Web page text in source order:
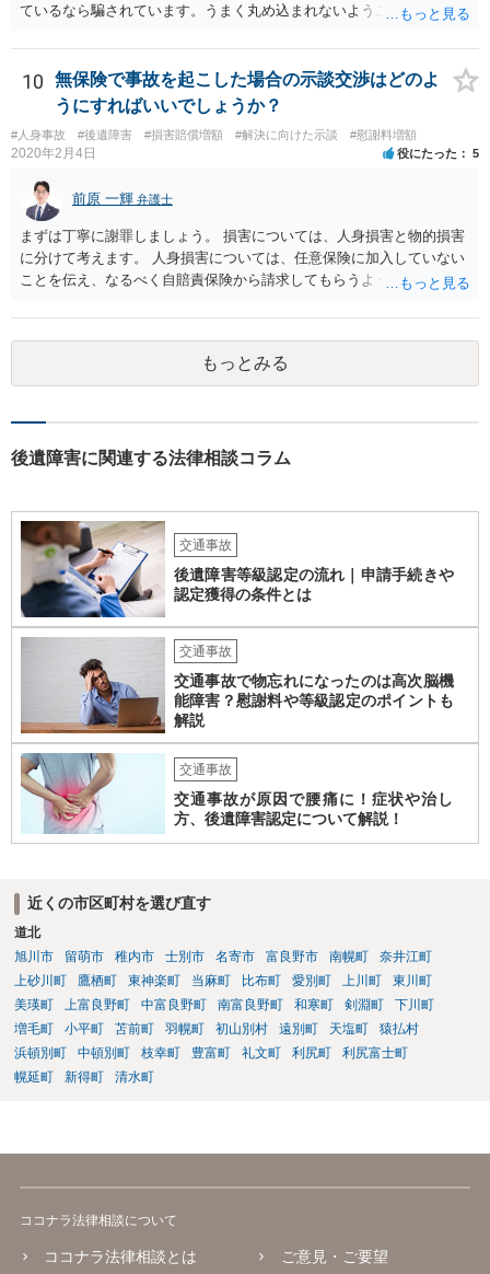
ているなら騙されています。うまく丸め込まれないようご注意下さ
せんが、受診したならば提出すべきです。
10
無保険で事故を起こした場合の示談交渉はどのよ
うにすればいいでしょうか？
#人身事故 #後遺障害 #損害賠償増額 #解決に向けた示談 #慰謝料増額
2020年2月4日 役にたった 5
前原 一輝 弁護士
まずは丁寧に謝罪しましょう。 損害については、人身損害と物的損害
に分けて考えます。 人身損害については、任意保険に加入していない
ことを伝え、なるべく自賠責保険から請求してもらうようお願いして
願いしてください。 物的損害については、請求の根拠を精査する必要
があり、写真や見積書を送ってもらい、請求金額が正当化をちゃんと
チェックする必要があります。 相談者様の資力がどれだけあるのかは
分かりませんが、資力に応じた対応をして行くほかありません。 訴訟
ャラクターの問題もあるので、どうすればよいのかという正解はあり
合によっては交渉を任せた方がいいかもしれません。
もっとみる
後遺障害に関連する法律相談コラム
交通事故
後遺障害等級認定の流れ｜申請手続きや
認定獲得の条件とは
交通事故
交通事故で物忘れになったのは高次脳機
能障害？慰謝料や等級認定のポイントも
解説
交通事故
交通事故が原因で腰痛に！症状や治し
方、後遺障害認定について解説！
近くの市区町村を選び直す
道北
旭川市
留萌市 稚内市 士別市 名寄市 富良野市 南幌町
奈井江町
上砂川町
鷹栖町 東神楽町 当麻町 比布町 愛別町 上川町
東川町
美瑛町
上富良野町 中富良野町 南富良野町 和寒町 剣淵町
下川町
増毛町
小平町 苫前町 羽幌町 初山別村 遠別町 天塩町
猿払村
浜頓別町
中頓別町 枝幸町 豊富町 礼文町 利尻町
利尻富士町
幌延町
新得町 清水町
ココナラ法律相談について
ココナラ法律相談とは ご意見・ご要望